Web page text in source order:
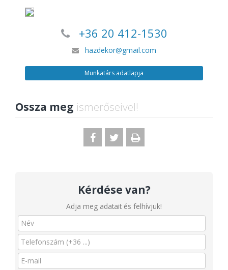
+36 20 412-1530
hazdekor@gmail.com
Munkatárs adatlapja
Ossza meg ismerőseivel!
Kérdése van?
Adja meg adatait és felhívjuk!